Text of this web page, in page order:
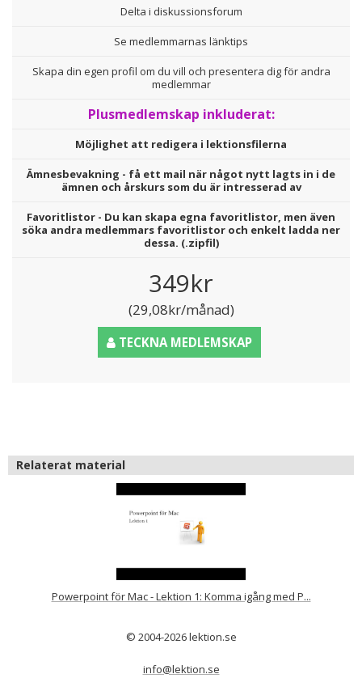
Delta i diskussionsforum
Se medlemmarnas länktips
Skapa din egen profil om du vill och presentera dig för andra
medlemmar
Plusmedlemskap inkluderat:
Möjlighet att redigera i lektionsfilerna
Ämnesbevakning - få ett mail när något nytt lagts in i de
ämnen och årskurs som du är intresserad av
Favoritlistor - Du kan skapa egna favoritlistor, men även
söka andra medlemmars favoritlistor och enkelt ladda ner
dessa. (.zipfil)
349kr
(29,08kr/månad)
TECKNA MEDLEMSKAP
Relaterat material
Powerpoint för Mac - Lektion 1: Komma igång med P...
© 2004-2026 lektion.se
info@lektion.se